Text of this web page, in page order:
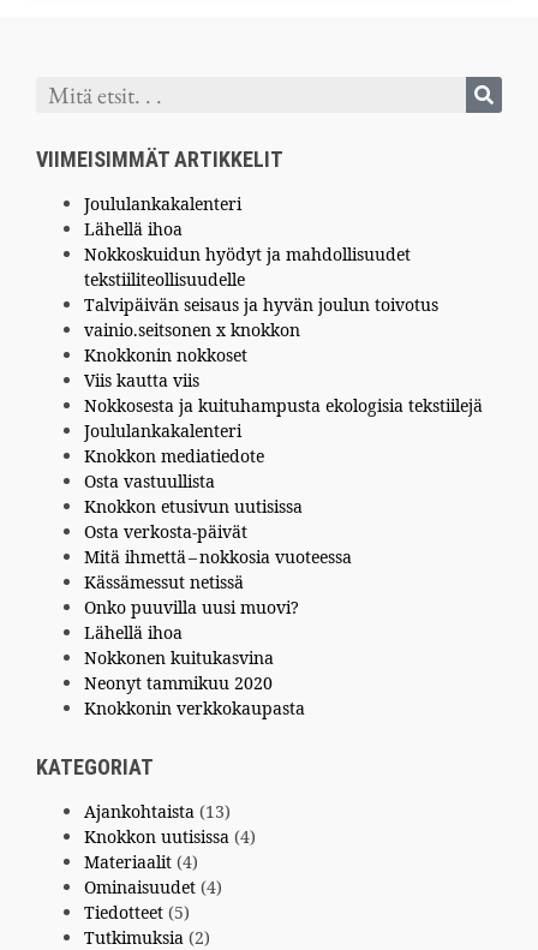
VIIMEISIMMÄT ARTIKKELIT
Joululankakalenteri
Lähellä ihoa
Nokkoskuidun hyödyt ja mahdollisuudet
tekstiiliteollisuudelle
Talvipäivän seisaus ja hyvän joulun toivotus
vainio.seitsonen x knokkon
Knokkonin nokkoset
Viis kautta viis
Nokkosesta ja kuituhampusta ekologisia tekstiilejä
Joululankakalenteri
Knokkon mediatiedote
Osta vastuullista
Knokkon etusivun uutisissa
Osta verkosta-päivät
Mitä ihmettä – nokkosia vuoteessa
Kässämessut netissä
Onko puuvilla uusi muovi?
Lähellä ihoa
Nokkonen kuitukasvina
Neonyt tammikuu 2020
Knokkonin verkkokaupasta
KATEGORIAT
Ajankohtaista (13)
Knokkon uutisissa (4)
Materiaalit (4)
Ominaisuudet (4)
Tiedotteet (5)
Tutkimuksia (2)